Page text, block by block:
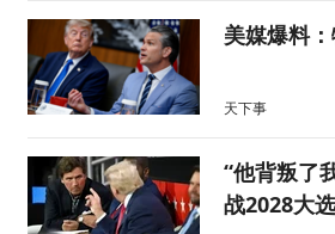
美媒爆料
天下事
“他背叛了
战2028大选